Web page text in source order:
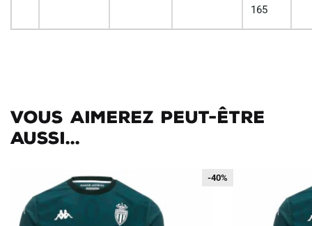
165
Vous aimerez peut-être
aussi...
-40%
-40%